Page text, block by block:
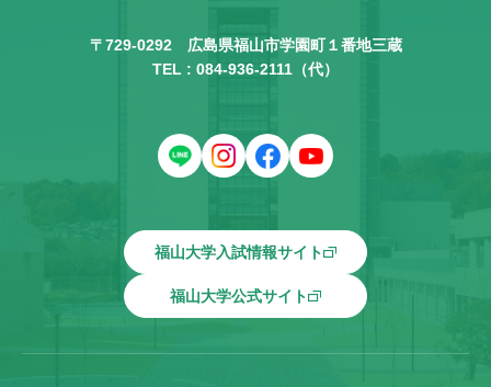
〒729-0292 広島県福山市学園町１番地三蔵
TEL : 084-936-2111 （代）
福山大学入試情報サイト
福山大学公式サイト